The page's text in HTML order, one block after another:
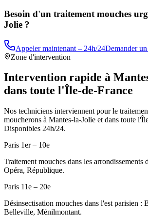
Besoin d'un traitement mouches
Jolie ?
Appeler maintenant – 24h/24Demander
Zone d'intervention
Intervention rapide à
dans toute l'Île-de-France
Nos techniciens interviennent pour le
moucherons à Mantes-la-Jolie et dans toute
Disponibles 24h/24.
Paris 1er – 10e
Traitement mouches dans les arrondissements
Opéra, République.
Paris 11e – 20e
Désinsectisation mouches dans l'est parisien :
Belleville, Ménilmontant.